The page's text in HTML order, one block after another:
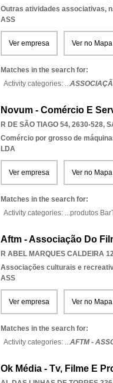
Outras atividades associativas,
ASS
Ver empresa Ver no Mapa
Matches in the search for:
Activity categories: ...
Novum - Comércio E
R DE SÃO TIAGO 54, 2630-528,
Comércio por grosso de
LDA
Ver empresa Ver no Mapa
Matches in the search for:
Activity categories: ...produtos
Aftm - Associação Do
R ABEL MARQUES CALDEIRA
Associações culturais e
ASS
Ver empresa Ver no Mapa
Matches in the search for:
Activity categories: ...AFTM -
Ok Média - Tv, Filme E